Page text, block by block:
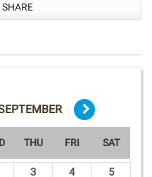
THU FRI SAT
3 4 5